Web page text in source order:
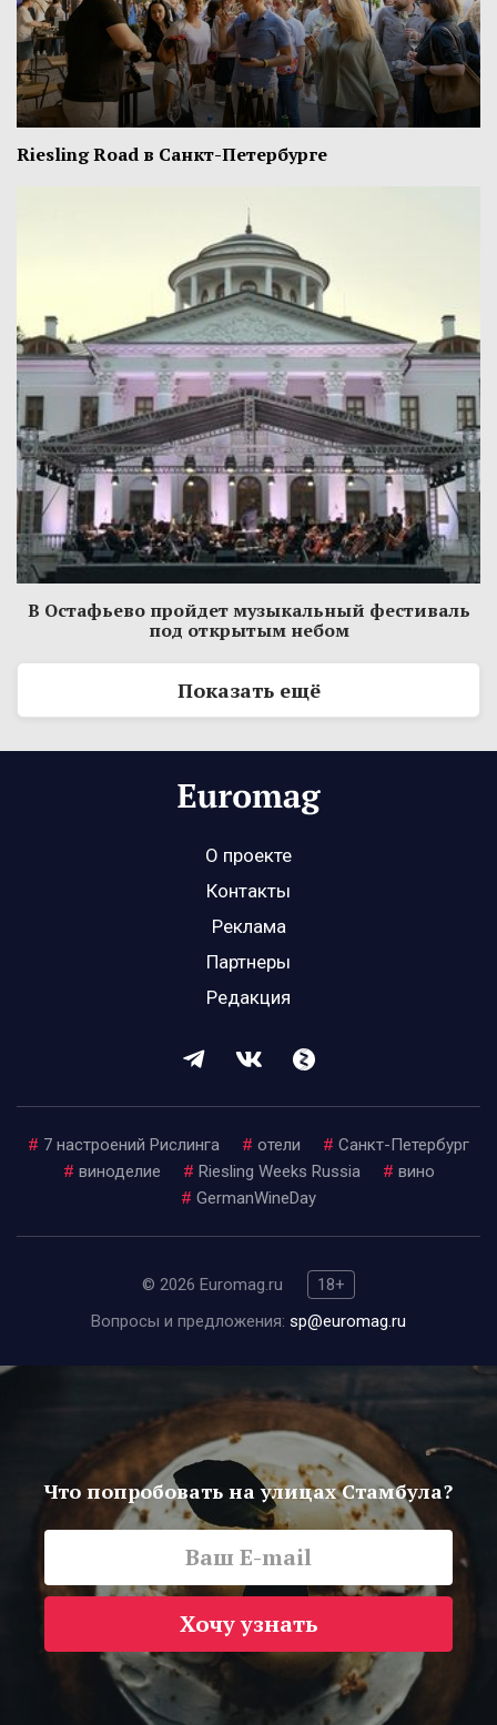
Riesling Road в Санкт-Петербурге
В Остафьево пройдет музыкальный фестиваль
под открытым небом
Показать ещё
О проекте
Контакты
Реклама
Партнеры
Редакция
# 7 настроений Рислинга # отели # Санкт-Петербург
# виноделие # Riesling Weeks Russia # вино
# GermanWineDay
© 2026 Euromag.ru
18+
Вопросы и предложения: sp@euromag.ru
Что попробовать на улицах Стамбула?
Хочу узнать